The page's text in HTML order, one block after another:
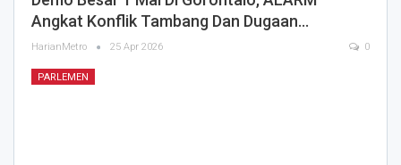
Angkat Konflik Tambang Dan Dugaan…
HarianMetro 25 Apr 2026 0
PARLEMEN